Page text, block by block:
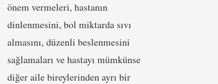
önem vermeleri, hastanın
dinlenmesini, bol miktarda sıvı
almasını, düzenli beslenmesini
sağlamaları ve hastayı mümkünse
diğer aile bireylerinden ayrı bir